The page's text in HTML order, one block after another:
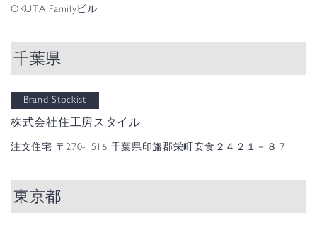
OKUTA Familyビル
千葉県
Brand Stockist
株式会社住工房スタイル
注文住宅 〒270-1516 千葉県印旛郡栄町安食２４２１－８７
東京都